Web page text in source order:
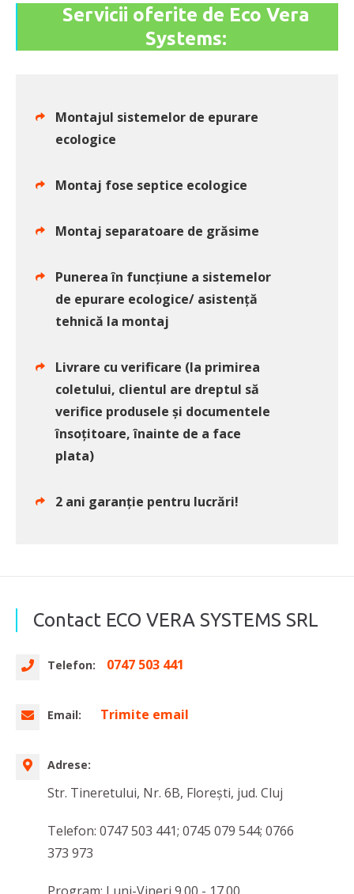
Servicii oferite de Eco Vera
Systems:
Montajul sistemelor de epurare
ecologice
Montaj fose septice ecologice
Montaj separatoare de grăsime
Punerea în funcțiune a sistemelor
de epurare ecologice/ asistență
tehnică la montaj
Livrare cu verificare (la primirea
coletului, clientul are dreptul să
verifice produsele și documentele
însoțitoare, înainte de a face
plata)
2 ani garanție pentru lucrări!
Contact ECO VERA SYSTEMS SRL
Telefon: 0747 503 441
Email: Trimite email
Adrese:
Str. Tineretului, Nr. 6B, Florești, jud. Cluj
Telefon: 0747 503 441; 0745 079 544; 0766
373 973